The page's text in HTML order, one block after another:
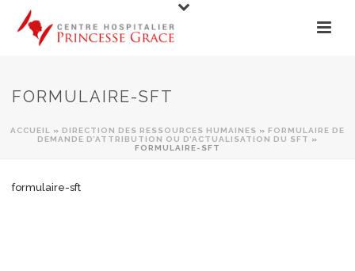
FORMULAIRE-SFT
ACCUEIL » DIRECTION DES RESSOURCES HUMAINES » FORMULAIRE DE
DEMANDE D’ATTRIBUTION OU D’ACTUALISATION DU SFT »
FORMULAIRE-SFT
formulaire-sft